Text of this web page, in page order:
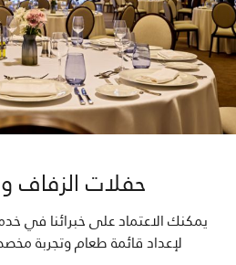
حفلات الزفاف
يمكنك الاعتماد على خبرائنا في
لإعداد قائمة طعام وتجربة